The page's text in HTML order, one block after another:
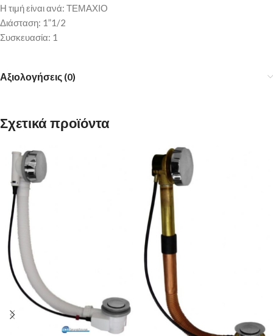
Η τιμή είναι ανά: ΤΕΜΑΧΙΟ
Διάσταση: 1”1/2
Συσκευασία: 1
Αξιολογήσεις (0)
Σχετικά προϊόντα